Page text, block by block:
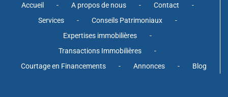
Accueil A propos de nous
Contact
Services
Conseils Patrimoniaux
Expertises immobilières
Transactions Immobilières
Courtage en Financements
Annonces Blog